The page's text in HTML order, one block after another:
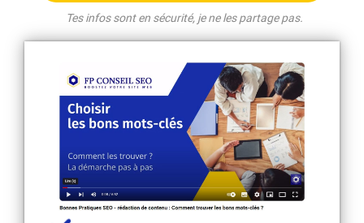
Tes infos sont en sécurité, je ne les partage pas.